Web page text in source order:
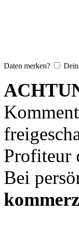
Daten merken?
Profiteur
Bei